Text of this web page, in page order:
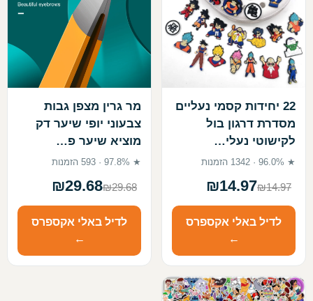
22 יחידות קסמי נעליים
מסדרת דרגון בול
לקישוטי נעלי…
★ 96.0% · 1342 הזמנות
₪14.97₪14.97
לדיל באלי אקספרס
←
מר גרין מצפן גבות
צבעוני יופי שיער דק
מוציא שיער פ…
★ 97.8% · 593 הזמנות
₪29.68₪29.68
לדיל באלי אקספרס
←